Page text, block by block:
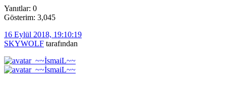
Yanıtlar: 0
Gösterim: 3,045
16 Eylül 2018, 19:10:19
SKYWOLF tarafından